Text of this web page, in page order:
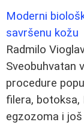
Moderni
savršenu kožu
Radmilo
Sveobuhvatan
procedure
filera, botoksa,
egzozoma i